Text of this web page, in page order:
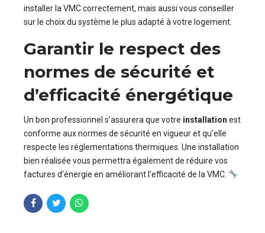
installer la VMC correctement, mais aussi vous conseiller
sur le choix du système le plus adapté à votre logement.
Garantir le respect des
normes de sécurité et
d’efficacité énergétique
Un bon professionnel s’assurera que votre installation est
conforme aux normes de sécurité en vigueur et qu’elle
respecte les réglementations thermiques. Une installation
bien réalisée vous permettra également de réduire vos
factures d’énergie en améliorant l’efficacité de la VMC.